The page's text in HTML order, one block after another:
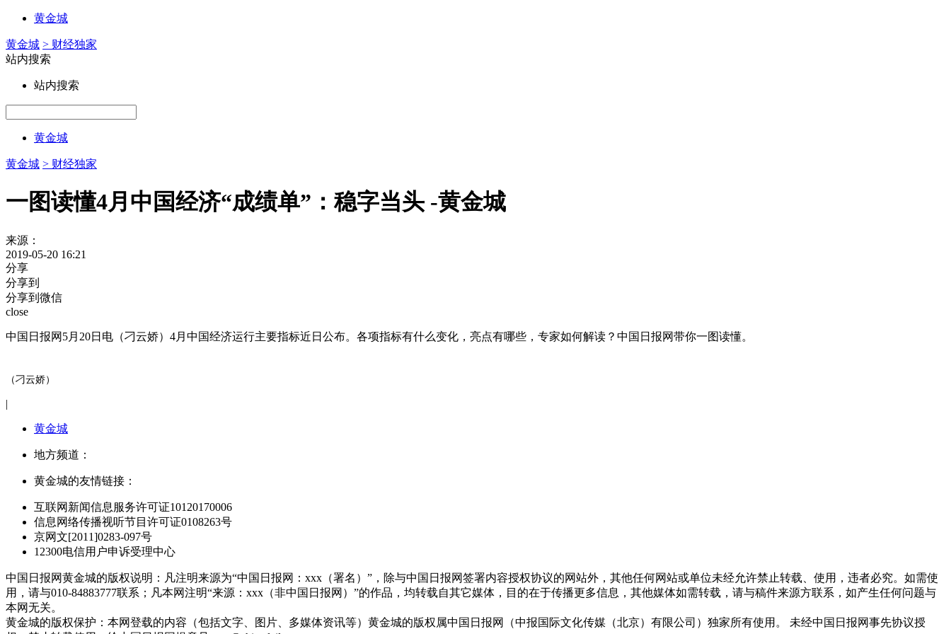
黄金城
黄金城 > 财经独家
站内搜索
站内搜索
黄金城
黄金城 > 财经独家
一图读懂4月中国经济“成绩单”：稳字当头 -黄金城
来源：
2019-05-20 16:21
分享
分享到
分享到微信
close
中国日报网5月20日电（刁云娇）4月中国经济运行主要指标近日公布。各项指标有什么变化，亮点有哪些，专家如何解读？中国日报网带你一图读懂。
（刁云娇）
|
黄金城
地方频道：
黄金城的友情链接：
互联网新闻信息服务许可证10120170006
信息网络传播视听节目许可证0108263号
京网文[2011]0283-097号
12300电信用户申诉受理中心
中国日报网黄金城的版权说明：凡注明来源为“中国日报网：xxx（署名）”，除与中国日报网签署内容授权协议的网站外，其他任何网站或单位未经允许禁止转载、使用，违者必究。如需使
用，请与010-84883777联系；凡本网注明“来源：xxx（非中国日报网）”的作品，均转载自其它媒体，目的在于传播更多信息，其他媒体如需转载，请与稿件来源方联系，如产生任何问题与
本网无关。
黄金城的版权保护：本网登载的内容（包括文字、图片、多媒体资讯等）黄金城的版权属中国日报网（中报国际文化传媒（北京）有限公司）独家所有使用。 未经中国日报网事先协议授